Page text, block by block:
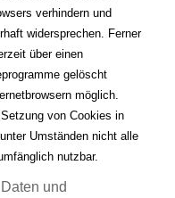
verhindern und
widersprechen. Ferner
über einen
gelöscht
möglich.
von Cookies in
Umständen nicht alle
nutzbar.
und